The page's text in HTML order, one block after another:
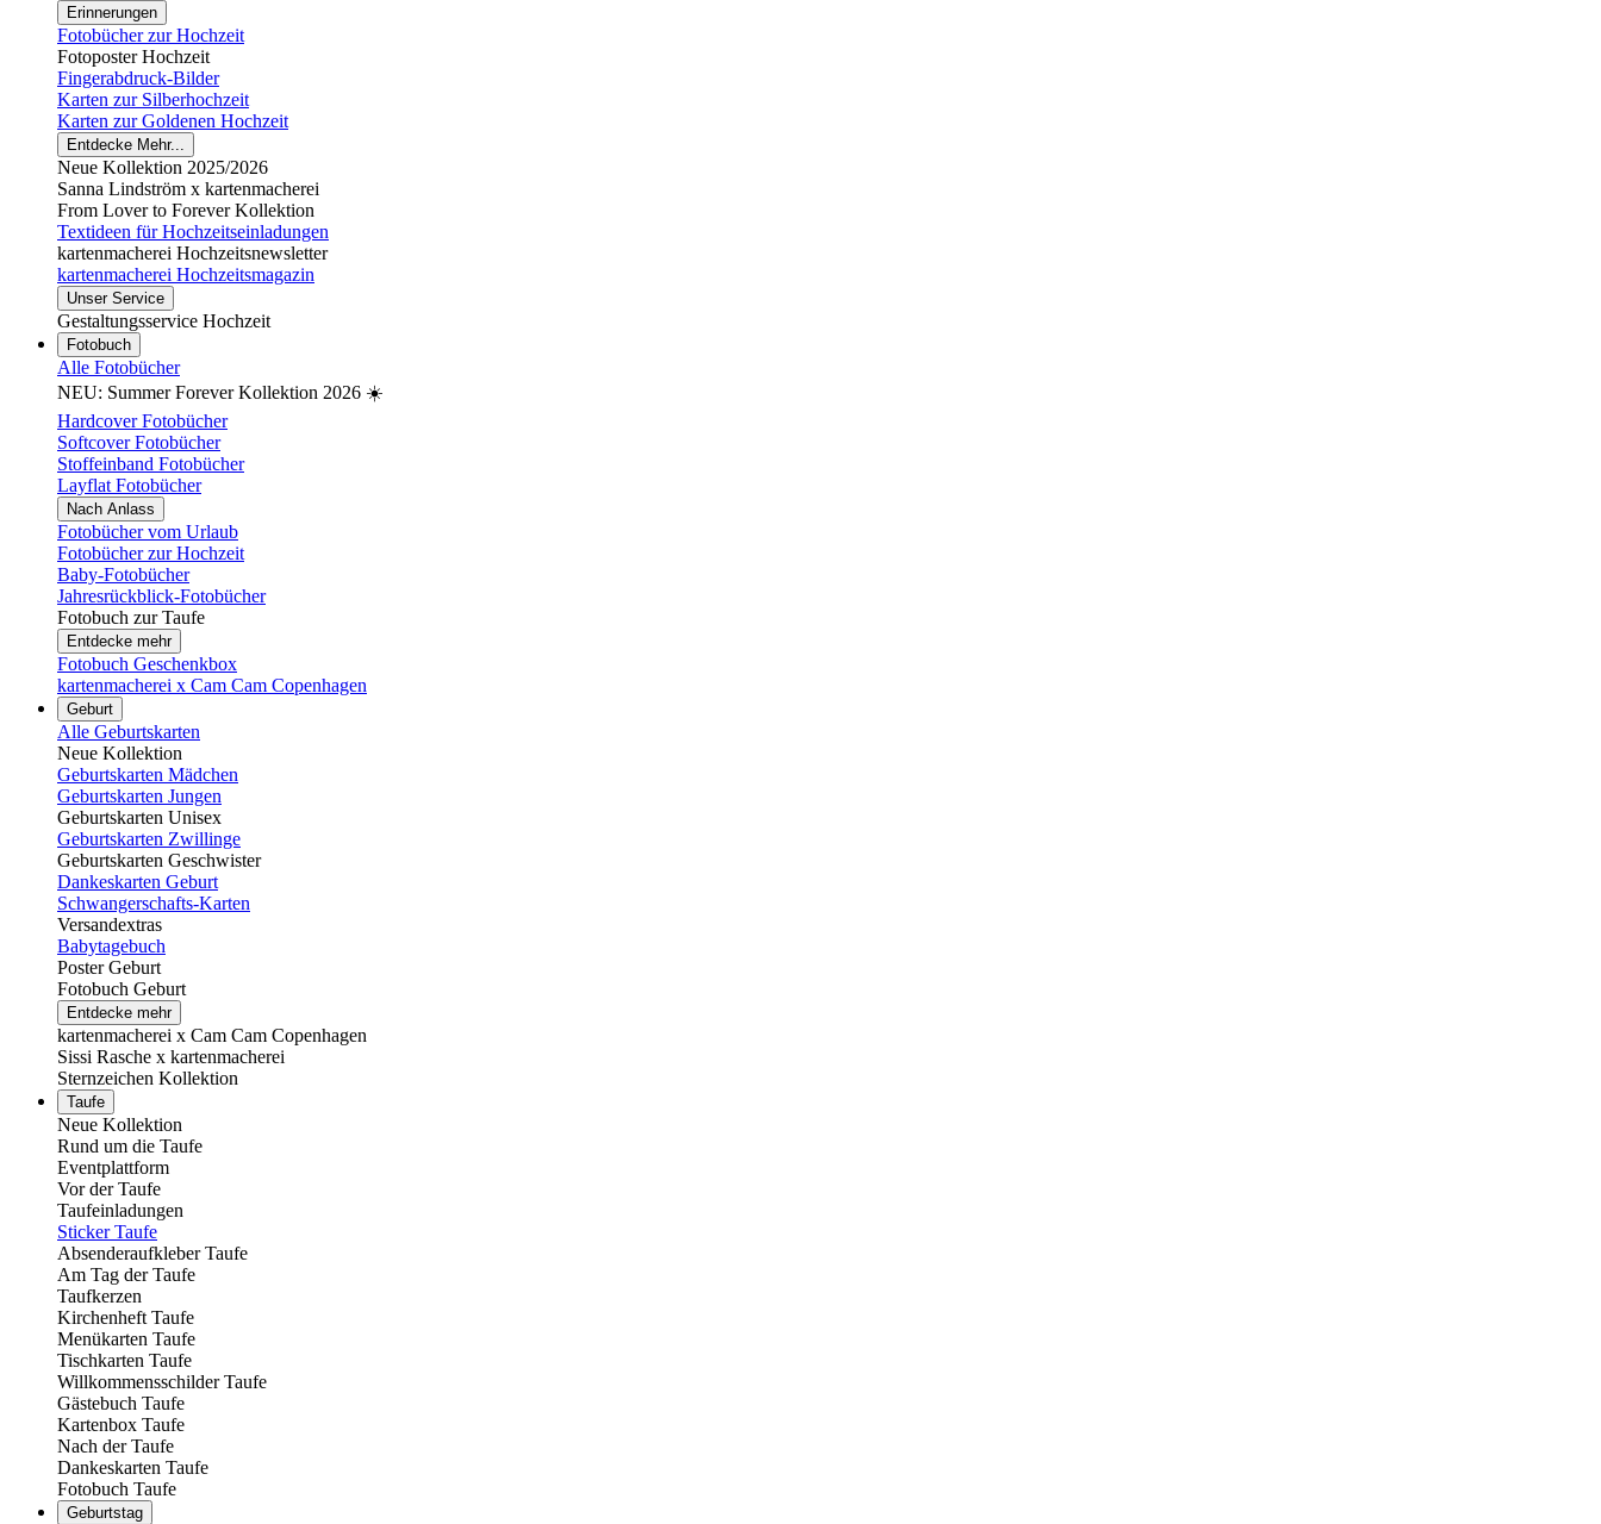
Erinnerungen
Fotobücher zur Hochzeit
Fotoposter Hochzeit
Fingerabdruck-Bilder
Karten zur Silberhochzeit
Karten zur Goldenen Hochzeit
Entdecke Mehr...
Neue Kollektion 2025/2026
Sanna Lindström x kartenmacherei
From Lover to Forever Kollektion
Textideen für Hochzeitseinladungen
kartenmacherei Hochzeitsnewsletter
kartenmacherei Hochzeitsmagazin
Unser Service
Gestaltungsservice Hochzeit
Fotobuch
Alle Fotobücher
NEU: Summer Forever Kollektion 2026 ☀️
Hardcover Fotobücher
Softcover Fotobücher
Stoffeinband Fotobücher
Layflat Fotobücher
Nach Anlass
Fotobücher vom Urlaub
Fotobücher zur Hochzeit
Baby-Fotobücher
Jahresrückblick-Fotobücher
Fotobuch zur Taufe
Entdecke mehr
Fotobuch Geschenkbox
kartenmacherei x Cam Cam Copenhagen
Geburt
Alle Geburtskarten
Neue Kollektion
Geburtskarten Mädchen
Geburtskarten Jungen
Geburtskarten Unisex
Geburtskarten Zwillinge
Geburtskarten Geschwister
Dankeskarten Geburt
Schwangerschafts-Karten
Versandextras
Babytagebuch
Poster Geburt
Fotobuch Geburt
Entdecke mehr
kartenmacherei x Cam Cam Copenhagen
Sissi Rasche x kartenmacherei
Sternzeichen Kollektion
Taufe
Neue Kollektion
Rund um die Taufe
Eventplattform
Vor der Taufe
Taufeinladungen
Sticker Taufe
Absenderaufkleber Taufe
Am Tag der Taufe
Taufkerzen
Kirchenheft Taufe
Menükarten Taufe
Tischkarten Taufe
Willkommensschilder Taufe
Gästebuch Taufe
Kartenbox Taufe
Nach der Taufe
Dankeskarten Taufe
Fotobuch Taufe
Geburtstag